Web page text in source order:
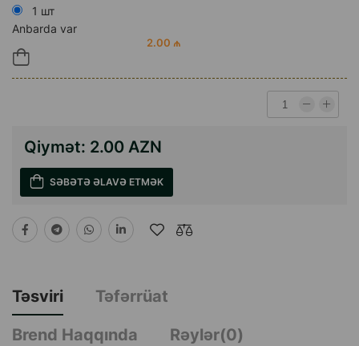
1 шт
Anbarda var
2.00 ₼
Qiymət: 2.00 AZN
SƏBƏTƏ ƏLAVƏ ETMƏK
Təsviri
Təfərrüat
Brend Haqqında
Rəylər(0)